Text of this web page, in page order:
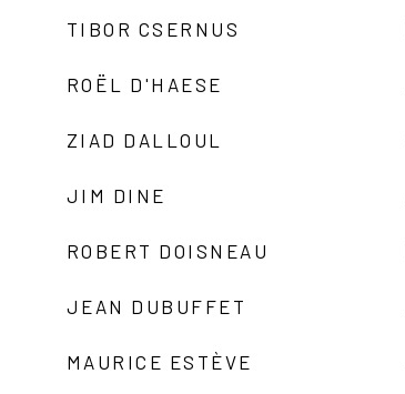
TIBOR CSERNUS
ROËL D'HAESE
ZIAD DALLOUL
JIM DINE
ROBERT DOISNEAU
JEAN DUBUFFET
MAURICE ESTÈVE